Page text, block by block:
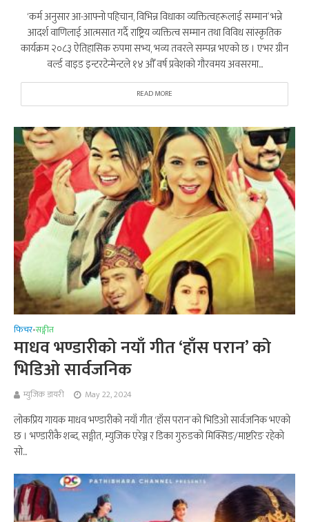
‘कर्म अनुसार आ-आफ्नो पहिचान, विभिन्न विधाका व्यक्तित्वहरूलाई सम्मान’ भन्ने
आदर्श वाणिलाई आत्मसात गर्दै राष्ट्रिय व्यक्तित्व सम्मान तथा विविध सांस्कृतिक
कार्यक्रम २०८३ ऐतिहासिक रुपमा सभ्य, भव्य तवरले सम्पन्न भएको छ । एभर ग्रीन
वर्ल्ड वाइड इन्टरटेन्मेन्टले १४ औँ वर्ष प्रवेशको गौरवमय अवसरमा...
READ MORE
फिचर•सङ्गीत
माधव भण्डारीको नयाँ गीत ‘हाँस परान’ को
भिडिओ सार्वजनिक
म्युजिक डायरी May 22, 2024
लोकप्रिय गायक माधव भण्डारीको नयाँ गीत ‘हाँस परान’ को भिडिओ सार्वजनिक भएको
छ । भण्डारीकै शब्द, सङ्गीत, म्युजिक एरेञ्ज र डिका गुरुङको मिक्सिङ/माष्टरिङ रहेको
सो...